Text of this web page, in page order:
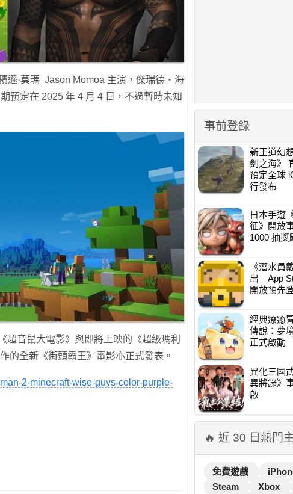
遜·莫瑪 Jason Momoa 主演，傑瑞德・海
預定在 2025 年 4 月 4 日，不過暫時未知
音鼠大電影》與即將上映的《超級瑪利
的全新《街頭霸王》電影亦正式發表。
2-minecraft-wise-guys-color-purple-
事前登錄
新王道幻
劍之海》
預定全球
行發布
日本手遊
征》開放
1000 抽獎
《潛水員
出 App
開放預先
經典療癒
傳說：夢
正式啟動
異化三國
異將錄》
啟
🔥 近 30 日熱門
免費遊戲
Steam
Xbox